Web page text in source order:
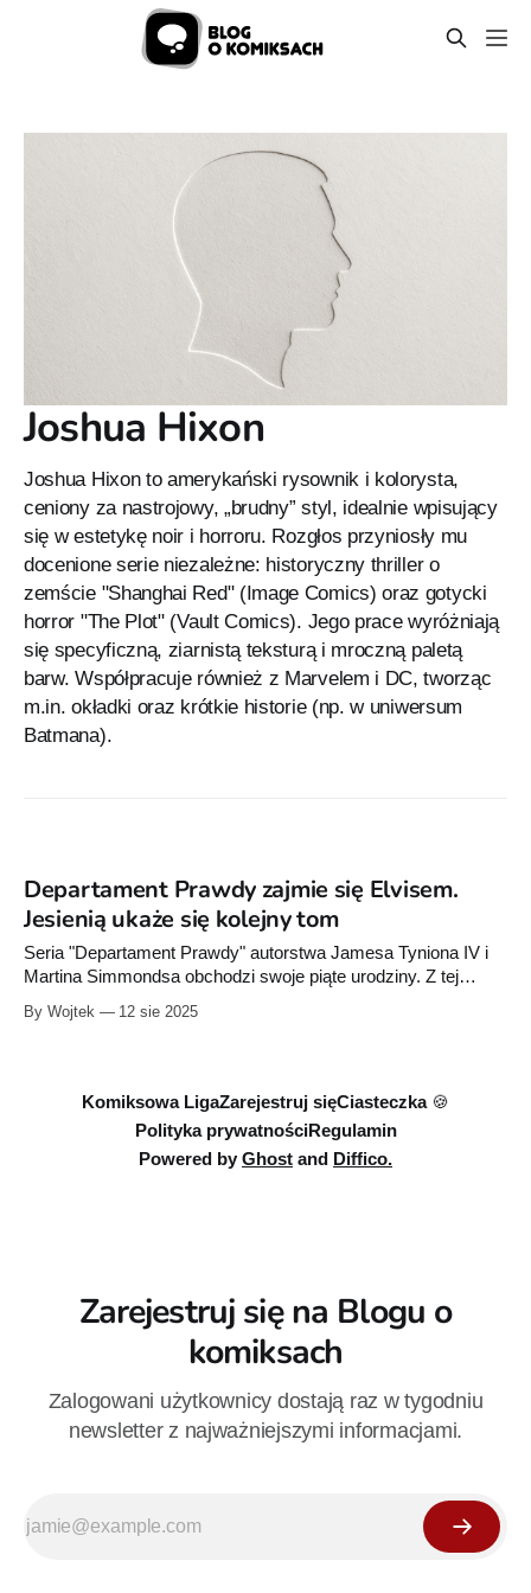
Joshua Hixon
Joshua Hixon to amerykański rysownik i kolorysta,
ceniony za nastrojowy, „brudny” styl, idealnie wpisujący
się w estetykę noir i horroru. Rozgłos przyniosły mu
docenione serie niezależne: historyczny thriller o
zemście "Shanghai Red" (Image Comics) oraz gotycki
horror "The Plot" (Vault Comics). Jego prace wyróżniają
się specyficzną, ziarnistą teksturą i mroczną paletą
barw. Współpracuje również z Marvelem i DC, tworząc
m.in. okładki oraz krótkie historie (np. w uniwersum
Batmana).
Departament Prawdy zajmie się Elvisem.
Jesienią ukaże się kolejny tom
Seria "Departament Prawdy" autorstwa Jamesa Tyniona IV i
Martina Simmondsa obchodzi swoje piąte urodziny. Z tej
okazji Image Comics (we współpracy z Tiny Onion)
zapowiada specjalny numer #0, który trafi do sklepów w
By Wojtek 12 sie 2025
Komiksowa LigaZarejestruj sięCiasteczka 🍪
Polityka prywatnościRegulamin
Powered by Ghost and Diffico.
Zarejestruj się na Blogu o
komiksach
Zalogowani użytkownicy dostają raz w tygodniu
newsletter z najważniejszymi informacjami.